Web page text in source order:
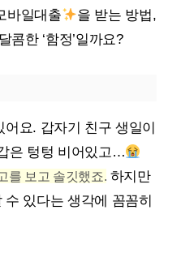
바일대출
을 받는 방법,
콤한 ‘함정’일까요?
요. 갑자기 친구 생일이
은 텅텅 비어있고…
를 보고 솔깃했죠. 하지만
있다는 생각에 꼼꼼히